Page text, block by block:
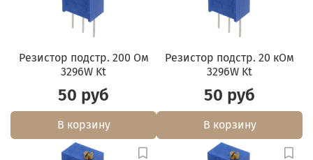
Резистор подстр. 200 Ом
3296W Kt
50 руб
В корзину
Резистор подстр. 20 кОм
3296W Kt
50 руб
В корзину